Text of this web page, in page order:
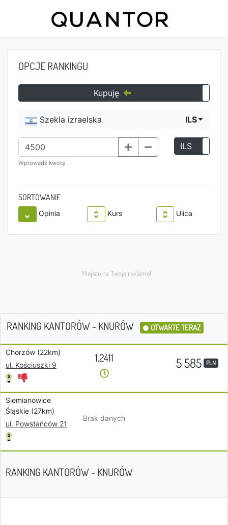
OPCJE RANKINGU
Kupuję
Szekla izraelska ILS
Wprowadź kwotę
ILS
SORTOWANIE
Opinia Kurs Ulica
RANKING KANTORÓW - KNURÓW OTWARTE TERAZ
Chorzów (22km)
ul. Kościuszki 9
1.2411 5 585 PLN
Siemianowice
Śląskie (27km)
ul. Powstańców 21
Brak danych
RANKING KANTORÓW - KNURÓW